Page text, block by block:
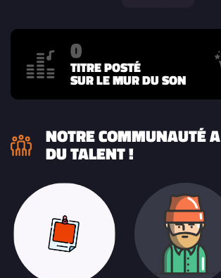
0
TITRE POSTÉ
SUR LE MUR DU SON
NOTRE COMMUNAUTÉ A
DU TALENT !